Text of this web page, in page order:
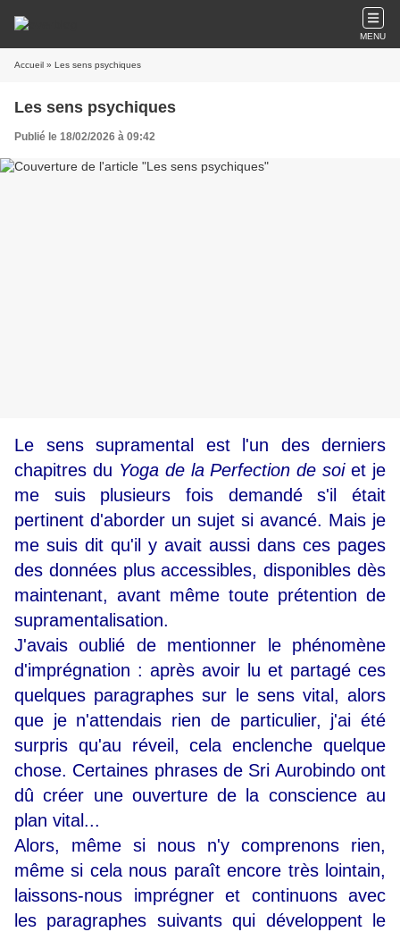
MENU
Accueil » Les sens psychiques
Les sens psychiques
Publié le 18/02/2026 à 09:42
Le sens supramental est l'un des derniers
chapitres du Yoga de la Perfection de soiet je
me suis plusieurs fois demandé s'il était
pertinent d'aborder un sujet si avancé. Mais je
me suis dit qu'il y avait aussi dans ces pages
des données plus accessibles, disponibles dès
maintenant, avant même toute prétention de
supramentalisation.
J'avais oublié de mentionner le phénomène
d'imprégnation : après avoir lu et partagé ces
quelques paragraphes sur le sens vital, alors
que je n'attendais rien de particulier, j'ai été
surpris qu'au réveil, cela enclenche quelque
chose. Certaines phrases de Sri Aurobindo ont
dû créer une ouverture de la conscience au
plan vital...
Alors, même si nous n'y comprenons rien,
même si cela nous paraît encore très lointain,
laissons-nous imprégner et continuons avec
les paragraphes suivants qui développent le